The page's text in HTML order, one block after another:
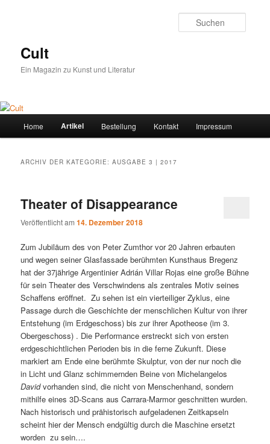
Cult
Ein Magazin zu Kunst und Literatur
Zum
Zum
wechseln
Home Artikel Bestellung Kontakt Impressum
ARCHIV DER KATEGORIE:AUSGABE 3 | 2017
Theater of Disappearance
Veröffentlicht am14. Dezember 2018
Zum Jubiläum des von Peter Zumthor vor 20 Jahren erbauten
und wegen seiner Glasfassade berühmten Kunsthaus Bregenz
hat der 37jährige Argentinier Adrián Villar Rojas eine große Bühne
für sein Theater des Verschwindens als zentrales Motiv seines
Schaffens eröffnet. Zu sehen ist ein vierteiliger Zyklus, eine
Passage durch die Geschichte der menschlichen Kultur von ihrer
Entstehung (im Erdgeschoss) bis zur ihrer Apotheose (im 3.
Obergeschoss) . Die Performance erstreckt sich von ersten
erdgeschichtlichen Perioden bis in die ferne Zukunft. Diese
markiert am Ende eine berühmte Skulptur, von der nur noch die
in Licht und Glanz schimmernden Beine von Michelangelos
Davidvorhanden sind, die nicht von Menschenhand, sondern
mithilfe eines 3D-Scans aus Carrara-Marmor geschnitten wurden.
Nach historisch und prähistorisch aufgeladenen Zeitkapseln
scheint hier der Mensch endgültig durch die Maschine ersetzt
worden zu sein….